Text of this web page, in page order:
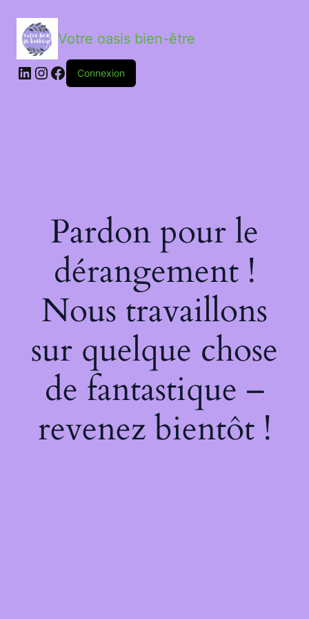
Votre oasis bien-être
LinkedIn
Instagram
Facebook
Connexion
Pardon pour le
dérangement !
Nous travaillons
sur quelque chose
de fantastique –
revenez bientôt !